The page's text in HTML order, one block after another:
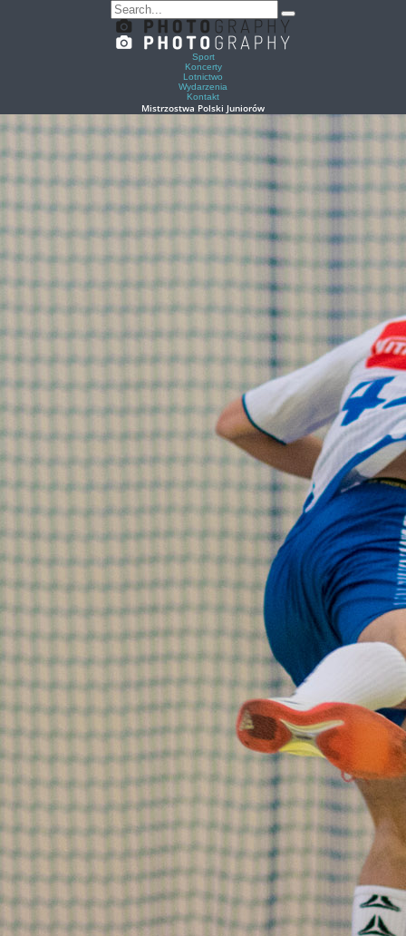
Sport
Koncerty
Lotnictwo
Wydarzenia
Kontakt
Mistrzostwa Polski Juniorów